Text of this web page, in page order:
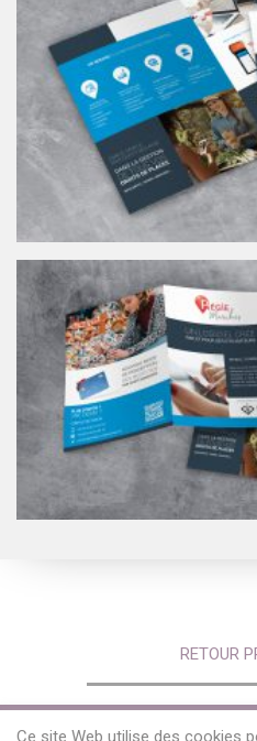
RETOUR
Ce site Web utilise des cookies